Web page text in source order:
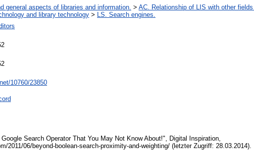
general aspects of libraries and information. > AC. Relationship of LIS with other fields .
and library technology >
LS. Search engines.
10760/23850
Search Operator That You May Not Know About!", Digital Inspiration,
2011/06/beyond-boolean-search-proximity-and-weighting/ (letzter Zugriff: 28.03.2014).